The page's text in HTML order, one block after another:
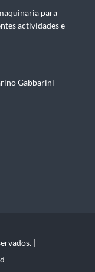
para
actividades e
Gabbarini -
|